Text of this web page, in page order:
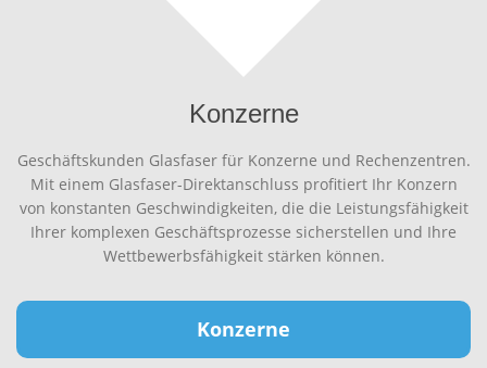
Konzerne
Geschäftskunden Glasfaser für Konzerne und Rechenzentren.
Mit einem Glasfaser-Direktanschluss profitiert Ihr Konzern
von konstanten Geschwindigkeiten, die die Leistungsfähigkeit
Ihrer komplexen Geschäftsprozesse sicherstellen und Ihre
Wettbewerbsfähigkeit stärken können.
Konzerne